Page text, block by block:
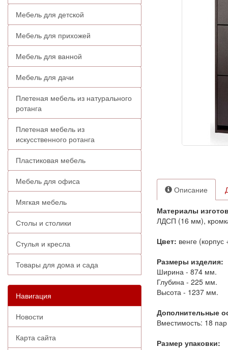
Мебель для детской
Мебель для прихожей
Мебель для ванной
Мебель для дачи
Плетеная мебель из натурального
ротанга
Плетеная мебель из
искусственного ротанга
Пластиковая мебель
Мебель для офиса
Мягкая мебель
Столы и столики
Стулья и кресла
Товары для дома и сада
Навигация
Новости
Карта сайта
Описание
Материалы
ЛДСП (16 мм),
Цвет: венге
Размеры изделия:
Ширина - 874 мм.
Глубина - 225 мм.
Высота - 1237 мм.
Дополнительные
Вместимость: 18
Размер упаковки: